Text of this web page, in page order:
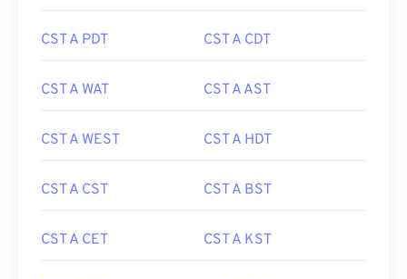
CST A PDT CST A CDT
CST A WAT CST A AST
CST A WEST CST A HDT
CST A CST CST A BST
CST A CET CST A KST